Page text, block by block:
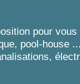
pour
pool-house